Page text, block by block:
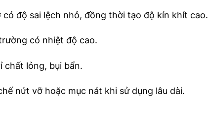
độ sai lệch nhỏ, đồng thời tạo độ kín khít cao.
có nhiệt độ cao.
chất lỏng, bụi bẩn.
nứt vỡ hoặc mục nát khi sử dụng lâu dài.